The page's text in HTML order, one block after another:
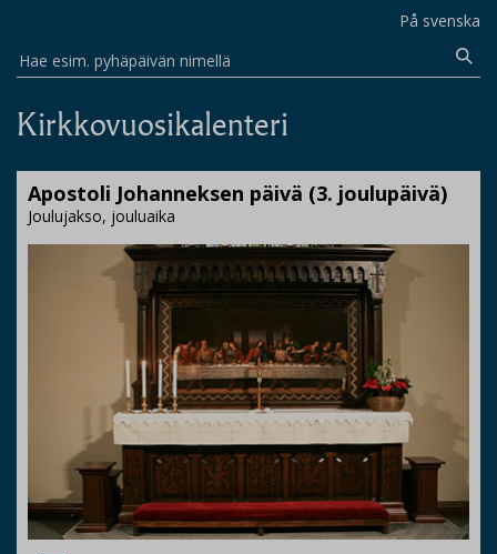
På svenska
Hae esim. pyhäpäivän nimellä
Kirkkovuosikalenteri
Apostoli Johanneksen päivä (3. joulupäivä)
Joulujakso, jouluaika